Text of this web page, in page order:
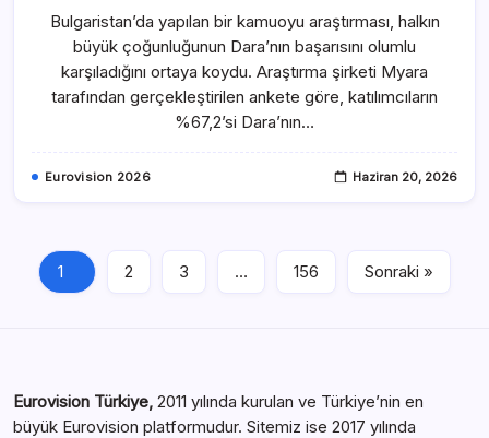
Bulgaristan’da yapılan bir kamuoyu araştırması, halkın
büyük çoğunluğunun Dara’nın başarısını olumlu
karşıladığını ortaya koydu. Araştırma şirketi Myara
tarafından gerçekleştirilen ankete göre, katılımcıların
%67,2’si Dara’nın…
Eurovision 2026 Haziran 20, 2026
1 2 3 … 156 Sonraki »
Eurovision Türkiye, 2011 yılında kurulan ve Türkiye’nin en
büyük Eurovision platformudur. Sitemiz ise 2017 yılında